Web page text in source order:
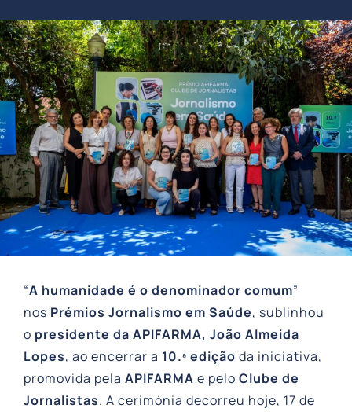
“A humanidade é o denominador comum”
nos Prémios Jornalismo em Saúde, sublinhou
o presidente da APIFARMA, João Almeida
Lopes, ao encerrar a 10.ª edição da iniciativa,
promovida pela APIFARMA e pelo Clube de
Jornalistas. A cerimónia decorreu hoje, 17 de